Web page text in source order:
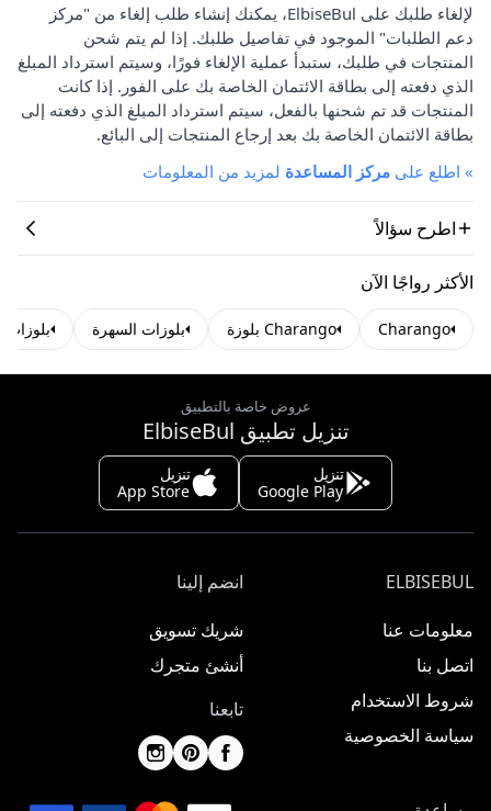
لإلغاء طلبك على ElbiseBul، يمكنك إنشاء طلب إلغاء من "مركز
دعم الطلبات" الموجود في تفاصيل طلبك. إذا لم يتم شحن
المنتجات في طلبك، ستبدأ عملية الإلغاء فورًا، وسيتم استرداد المبلغ
الذي دفعته إلى بطاقة الائتمان الخاصة بك على الفور. إذا كانت
المنتجات قد تم شحنها بالفعل، سيتم استرداد المبلغ الذي دفعته إلى
بطاقة الائتمان الخاصة بك بعد إرجاع المنتجات إلى البائع.
» اطلع على مركز المساعدة لمزيد من المعلومات
اطرح سؤالاً
الأكثر رواجًا الآن
Charango Charango بلوزة بلوزات السهرة بلوزات
عروض خاصة بالتطبيق
تنزيل تطبيق ElbiseBul
تنزيل
Google Play
تنزيل
App Store
ELBISEBUL
معلومات عنا
اتصل بنا
شروط الاستخدام
سياسة الخصوصية
انضم إلينا
شريك تسويق
أنشئ متجرك
تابعنا